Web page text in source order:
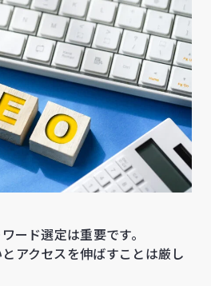
ード選定は重要です。
アクセスを伸ばすことは厳し